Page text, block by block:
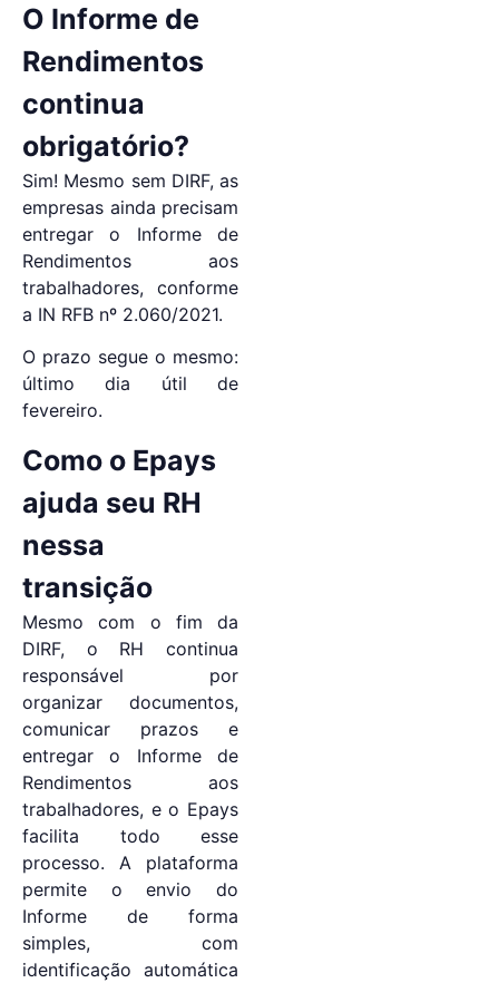
O Informe de
Rendimentos
continua
obrigatório?
Sim! Mesmo sem DIRF, as
empresas ainda precisam
entregar o Informe de
Rendimentos aos
trabalhadores, conforme
a IN RFB nº 2.060/2021.
O prazo segue o mesmo:
último dia útil de
fevereiro.
Como o Epays
ajuda seu RH
nessa
transição
Mesmo com o fim da
DIRF, o RH continua
responsável por
organizar documentos,
comunicar prazos e
entregar o Informe de
Rendimentos aos
trabalhadores, e o Epays
facilita todo esse
processo. A plataforma
permite o envio do
Informe de forma
simples, com
identificação automática